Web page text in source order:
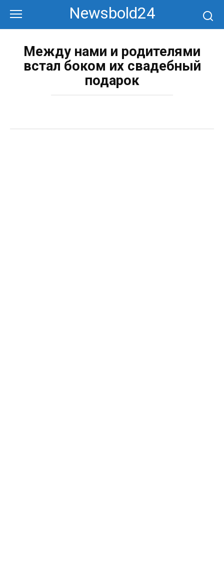
контенту
Newsbold24
Между нами и родителями
встал боком их свадебный
подарок